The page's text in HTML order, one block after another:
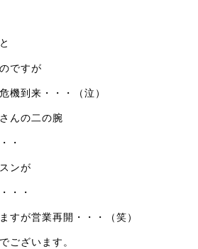
ですが
機到来・・・（泣）
んの二の腕
・
ンが
・・
すが営業再開・・・（笑）
ございます。